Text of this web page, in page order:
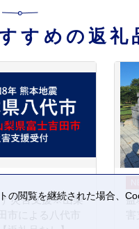
すめの返礼
災害支援※山梨
市による八代市
益
閲覧を継続された場合、